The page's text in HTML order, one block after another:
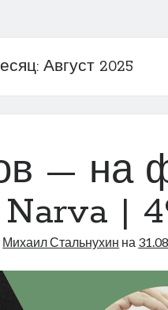
Август 2025
— на
|
Михаил Стальнухин на